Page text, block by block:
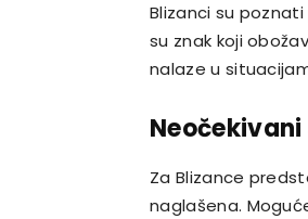
Blizanci su
su znak koji
nalaze u
Za Blizance
naglašena.